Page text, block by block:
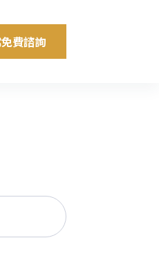
免費諮詢